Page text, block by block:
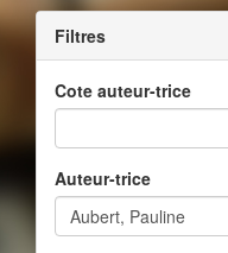
Filtres
Cote auteur-trice
Auteur-trice